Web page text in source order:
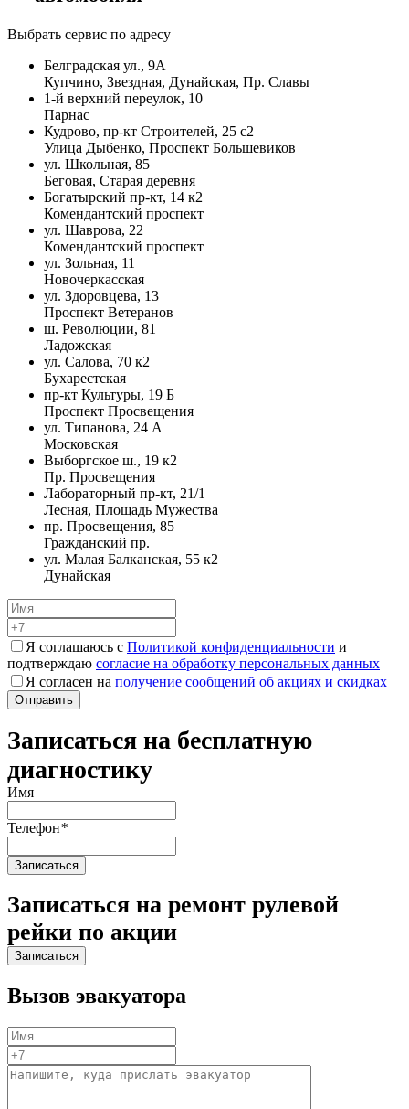
Выбрать сервис по адресу
Белградская ул., 9А
Купчино, Звездная, Дунайская, Пр. Славы
1-й верхний переулок, 10
Парнас
Кудрово, пр-кт Строителей, 25 с2
Улица Дыбенко, Проспект Большевиков
ул. Школьная, 85
Беговая, Старая деревня
Богатырский пр-кт, 14 к2
Комендантский проспект
ул. Шаврова, 22
Комендантский проспект
ул. Зольная, 11
Новочеркасская
ул. Здоровцева, 13
Проспект Ветеранов
ш. Революции, 81
Ладожская
ул. Салова, 70 к2
Бухарестская
пр-кт Культуры, 19 Б
Проспект Просвещения
ул. Типанова, 24 А
Московская
Выборгское ш., 19 к2
Пр. Просвещения
Лабораторный пр-кт, 21/1
Лесная, Площадь Мужества
пр. Просвещения, 85
Гражданский пр.
ул. Малая Балканская, 55 к2
Дунайская
Я соглашаюсь с Политикой конфиденциальности и
подтверждаю согласие на обработку персональных данных
Я согласен на получение сообщений об акциях и скидках
Записаться на бесплатную
диагностику
Имя
Телефон*
Записаться на ремонт рулевой
рейки по акции
Вызов эвакуатора